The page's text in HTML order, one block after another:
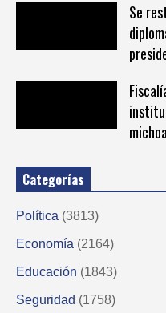
Se
Categorías
Política (3813)
Economía (2164)
Educación (1843)
Seguridad (1758)